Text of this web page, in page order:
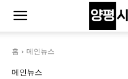
홈 메인뉴스
메인뉴스